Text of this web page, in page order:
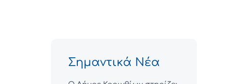
Σημαντικά Νέα